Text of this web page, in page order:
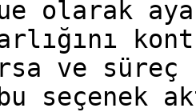
olarak
ve süreç
seçenek